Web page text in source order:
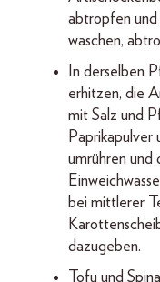
abtropfen und
waschen,
In derselben
erhitzen, die
mit Salz und
umrühren und
bei mittlerer
dazugeben.
Tofu und